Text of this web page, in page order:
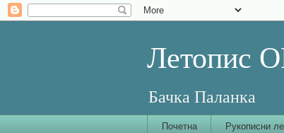
Летопис
Бачка Паланка
Почетна Рукописни